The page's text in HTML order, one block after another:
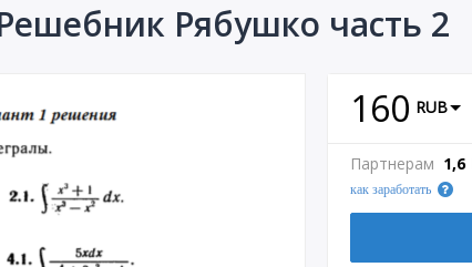
Рябушко часть 2
160 RUB
Партнерам 1,6
как заработать